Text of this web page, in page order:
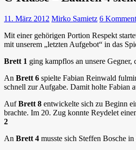
11. März 2012 Mirko Samietz 6
Mit einer gehörigen Portion Respekt
mit unserem „letzten Aufgebot“ in das
Brett 1 ging kampflos an unsere
An Brett 6 spielte Fabian Reinwald
schnell zur Aufgabe. Damit holte Fabian
AufBrett 8 entwickelte sich zu Beginn
brachte. Im 20. Zug konnte Reydelet
2
An Brett 4 musste sich Steffen Bosche